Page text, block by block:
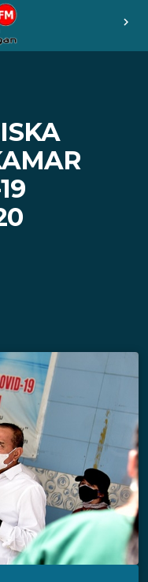
chevron_right